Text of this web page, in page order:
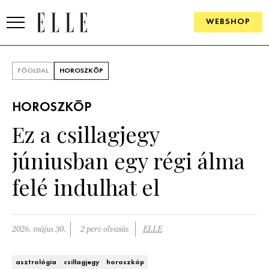
WEBSHOP
SZÉPSÉG
KULTÚRA
ÉLETMÓD
PÁRKAPCSOLAT
FŐOLDAL HOROSZKÓP
HOROSZKÓP
Ez a csillagjegy
júniusban egy régi álma
felé indulhat el
2026. május 30. 2 perc olvasás ELLE
asztrológia csillagjegy horoszkóp